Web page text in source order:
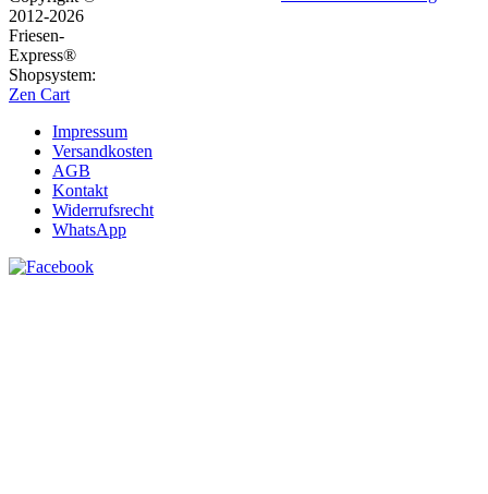
2012-2026
Friesen-
Express®
Shopsystem:
Zen Cart
Impressum
Versandkosten
AGB
Kontakt
Widerrufsrecht
WhatsApp